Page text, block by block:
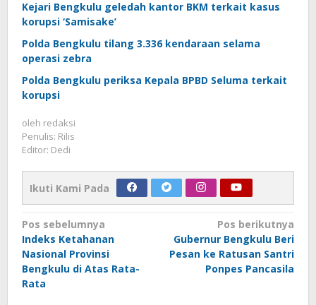
Kejari Bengkulu geledah kantor BKM terkait kasus
korupsi ‘Samisake’
Polda Bengkulu tilang 3.336 kendaraan selama
operasi zebra
Polda Bengkulu periksa Kepala BPBD Seluma terkait
korupsi
oleh redaksi
Penulis: Rilis
Editor: Dedi
Ikuti Kami Pada
Navigasi
pos
Pos sebelumnya
Indeks Ketahanan
Nasional Provinsi
Bengkulu di Atas Rata-
Rata
Pos berikutnya
Gubernur Bengkulu Beri
Pesan ke Ratusan Santri
Ponpes Pancasila